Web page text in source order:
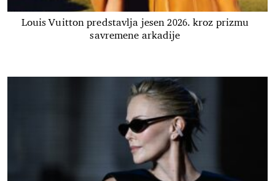
Louis Vuitton predstavlja jesen 2026. kroz prizmu
savremene arkadije